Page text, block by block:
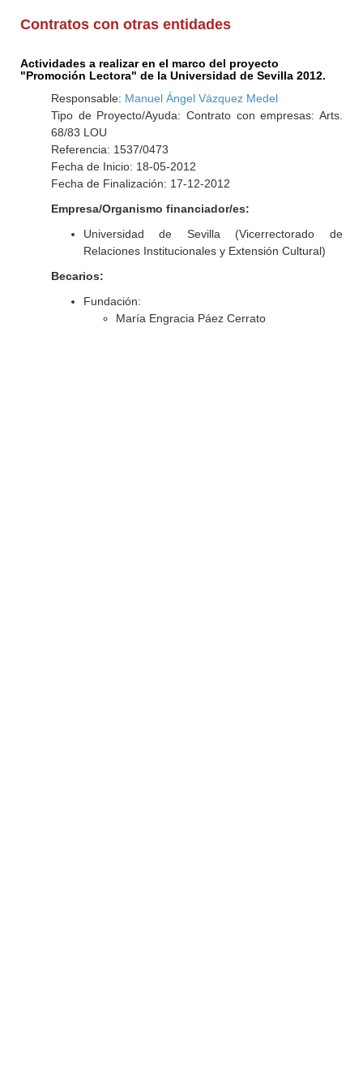
Contratos con otras entidades
Actividades a realizar en el marco del proyecto
"Promoción Lectora" de la Universidad de Sevilla 2012.
Responsable: Manuel Ángel Vázquez Medel
Tipo de Proyecto/Ayuda: Contrato con empresas: Arts.
68/83 LOU
Referencia: 1537/0473
Fecha de Inicio: 18-05-2012
Fecha de Finalización: 17-12-2012
Empresa/Organismo financiador/es:
Universidad de Sevilla (Vicerrectorado de
Relaciones Institucionales y Extensión Cultural)
Becarios:
Fundación:
María Engracia Páez Cerrato